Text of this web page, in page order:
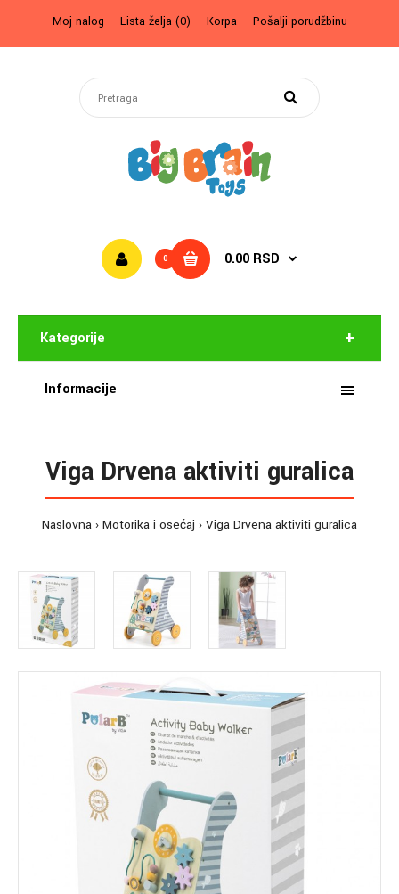
Moj nalog Lista želja (0) Korpa Pošalji porudžbinu
0 0.00 RSD
Kategorije
Informacije
Viga Drvena aktiviti guralica
Naslovna Motorika i osećaj Viga Drvena aktiviti guralica